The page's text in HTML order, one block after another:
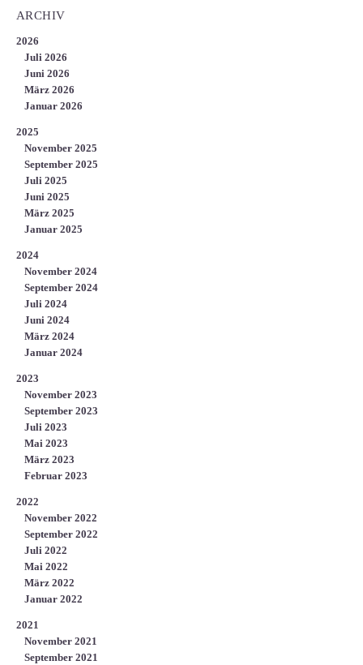
ARCHIV
2026
Juli 2026
Juni 2026
März 2026
Januar 2026
2025
November 2025
September 2025
Juli 2025
Juni 2025
März 2025
Januar 2025
2024
November 2024
September 2024
Juli 2024
Juni 2024
März 2024
Januar 2024
2023
November 2023
September 2023
Juli 2023
Mai 2023
März 2023
Februar 2023
2022
November 2022
September 2022
Juli 2022
Mai 2022
März 2022
Januar 2022
2021
November 2021
September 2021